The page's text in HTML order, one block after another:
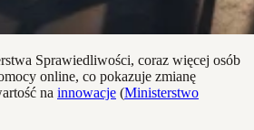
Sprawiedliwości, coraz więcej osób
online, co pokazuje zmianę
na innowacje (Ministerstwo